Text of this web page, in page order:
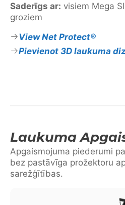
Saderīgs ar: visiem Mega
groziem
View Net Protect®
Pievienot 3D laukuma
Laukuma
Apgaismojuma piederumi
bez pastāvīga prožektoru
sarežģītības.